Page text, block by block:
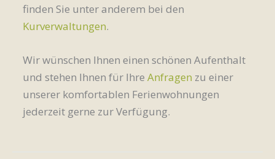
finden Sie unter anderem bei den
Kurverwaltungen.
Wir wünschen Ihnen einen schönen Aufenthalt
und stehen Ihnen für Ihre Anfragen zu einer
unserer komfortablen Ferienwohnungen
jederzeit gerne zur Verfügung.